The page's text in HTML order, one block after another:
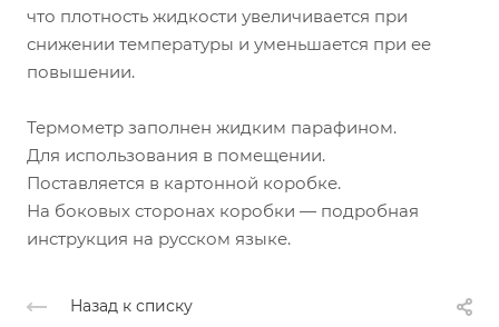
что плотность жидкости увеличивается при
снижении температуры и уменьшается при ее
повышении.
Термометр заполнен жидким парафином.
Для использования в помещении.
Поставляется в картонной коробке.
На боковых сторонах коробки — подробная
инструкция на русском языке.
Назад к списку